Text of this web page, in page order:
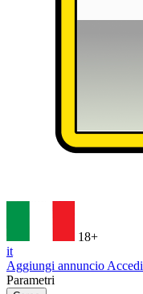
18+
it
Aggiungi annuncio Accedi
Parametri